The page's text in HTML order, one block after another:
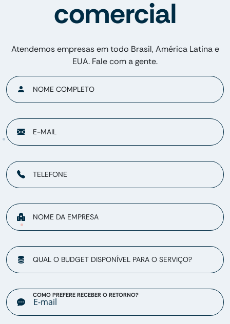
comercial
Atendemos empresas em todo Brasil, América Latina e
EUA. Fale com a gente.
NOME COMPLETO
E-MAIL
TELEFONE
NOME DA EMPRESA
QUAL O BUDGET DISPONÍVEL PARA O SERVIÇO?
COMO PREFERE RECEBER O RETORNO?